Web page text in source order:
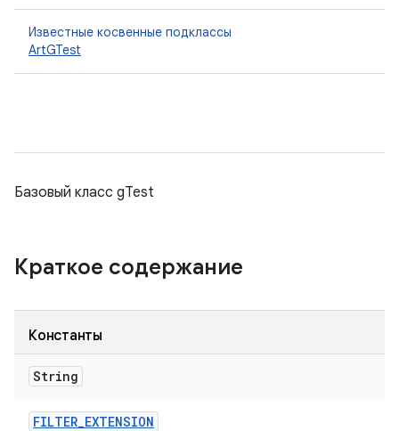
Известные косвенные подклассы
ArtGTest
Базовый класс gTest
Краткое содержание
Константы
String
FILTER_EXTENSION